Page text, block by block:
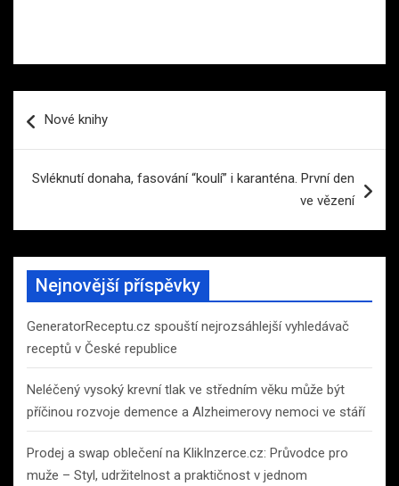
proNové knihy
Svléknutí donaha, fasování “koulí” i karanténa. První den
ve vězení
Nejnovější příspěvky
GeneratorReceptu.cz spouští nejrozsáhlejší vyhledávač
receptů v České republice
Neléčený vysoký krevní tlak ve středním věku může být
příčinou rozvoje demence a Alzheimerovy nemoci ve stáří
Prodej a swap oblečení na KlikInzerce.cz: Průvodce pro
muže – Styl, udržitelnost a praktičnost v jednom